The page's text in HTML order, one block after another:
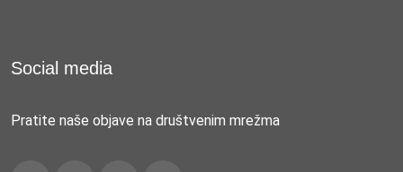
Social media
Pratite naše objave na društvenim mrežma